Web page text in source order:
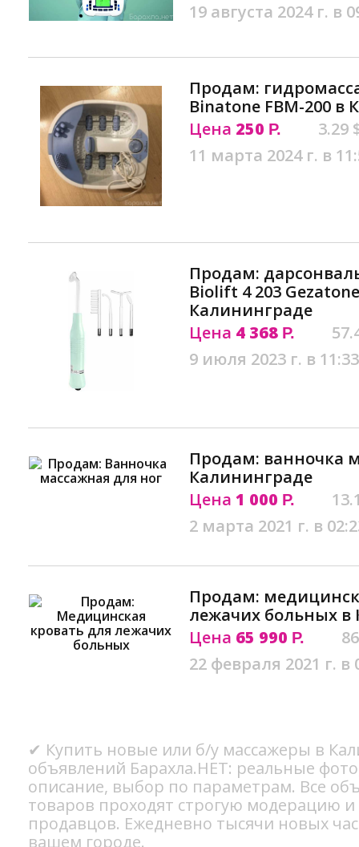
19 августа 2024 г. в
Продам:
Binatone FBM-200 в
Цена 250 Р.
3.29
11 марта 2024 г. в
Продам:
Biolift 4 203
Калининграде
Цена 4 368 Р.
9 июля 2023 г. в 11:33
Продам: ванночка
Калининграде
Цена 1 000 Р.
2 марта 2021 г. в
Продам:
лежачих больных в
Цена 65 990 Р.
22 февраля 2021 г. в
✔ Купить новые или б/у массажеры в
объявлений Барахла.НЕТ: реальные
описание, выбор по параметрам. Все
товаров проходят строгую модерацию
продавцов. Ежедневно тысячи новых
вашем городе.